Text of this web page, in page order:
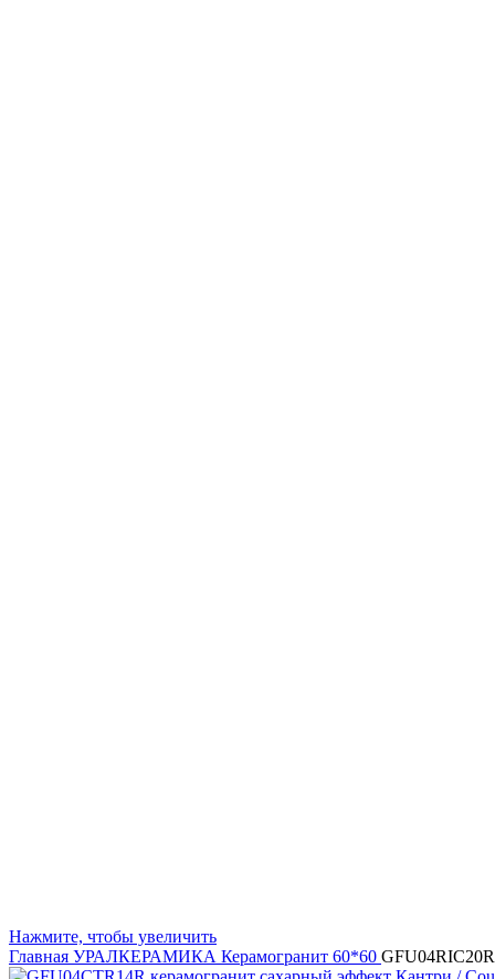
Нажмите, чтобы увеличить
Главная УРАЛКЕРАМИКА Керамогранит 60*60